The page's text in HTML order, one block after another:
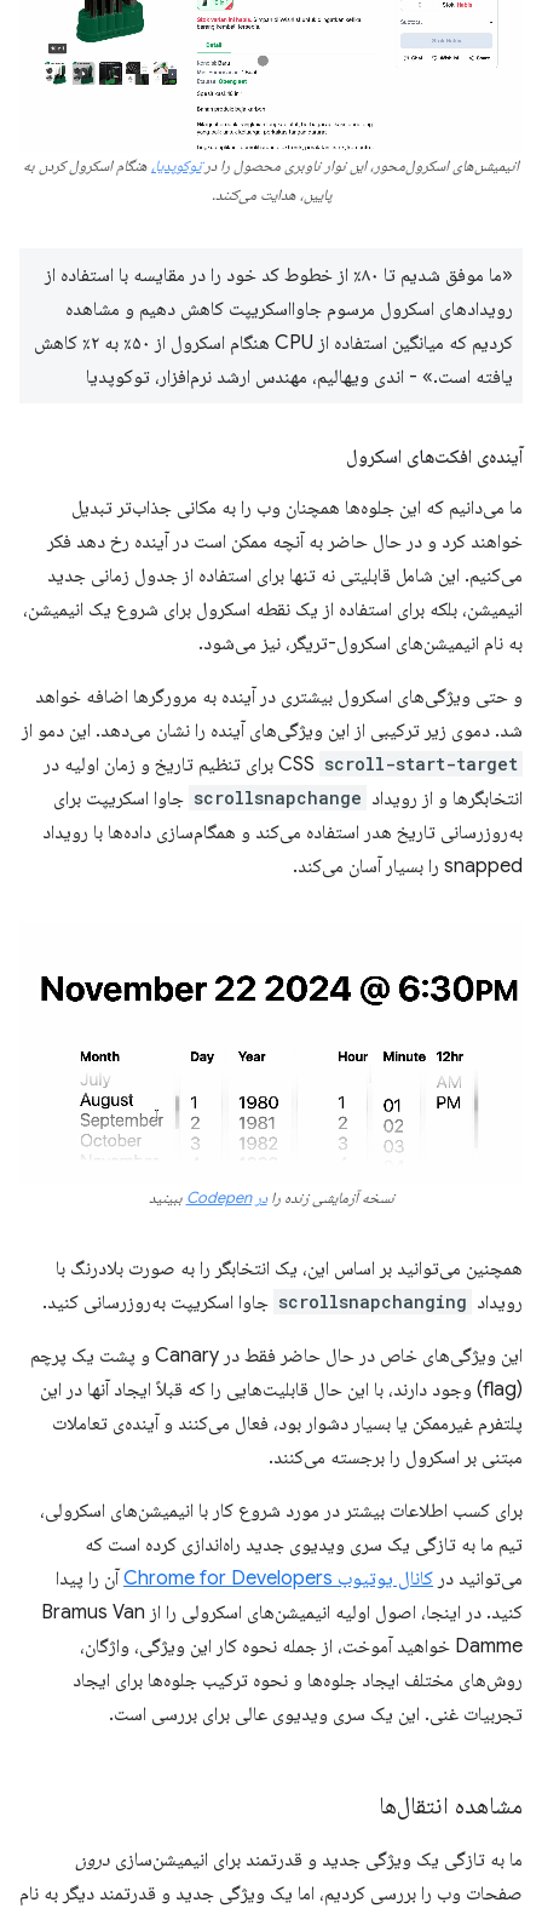
انیمیشن‌های اسکرول‌محور، این نوار ناوبری محصول را درتوکوپدیا،هنگام اسکرول کردن به
پایین، هدایت می‌کنند.
«ما موفق شدیم تا ۸۰٪ از خطوط کد خود را در مقایسه با استفاده از
رویدادهای اسکرول مرسوم جاوااسکریپت کاهش دهیم و مشاهده
کردیم که میانگین استفاده از CPU هنگام اسکرول از ۵۰٪ به ۲٪ کاهش
یافته است.» - اندی ویهالیم، مهندس ارشد نرم‌افزار، توکوپدیا
آینده‌ی افکت‌های اسکرول
ما می‌دانیم که این جلوه‌ها همچنان وب را به مکانی جذاب‌تر تبدیل
خواهند کرد و در حال حاضر به آنچه ممکن است در آینده رخ دهد فکر
می‌کنیم. این شامل قابلیتی نه تنها برای استفاده از جدول زمانی جدید
انیمیشن، بلکه برای استفاده از یک نقطه اسکرول برای شروع یک انیمیشن،
به نام انیمیشن‌های اسکرول-تریگر، نیز می‌شود.
و حتی ویژگی‌های اسکرول بیشتری در آینده به مرورگرها اضافه خواهد
شد. دموی زیر ترکیبی از این ویژگی‌های آینده را نشان می‌دهد. این دمو از
CSS scroll-start-target
برای تنظیم تاریخ و زمان اولیه در
انتخابگرها و از رویداد scrollsnapchange جاوا اسکریپت برای
به‌روزرسانی تاریخ هدر استفاده می‌کند و همگام‌سازی داده‌ها با رویداد
snapped را بسیار آسان می‌کند.
نسخه آزمایشی زنده رادر Codepen ببینید
همچنین می‌توانید بر اساس این، یک انتخابگر را به صورت بلادرنگ با
رویداد scrollsnapchanging جاوا اسکریپت به‌روزرسانی کنید.
این ویژگی‌های خاص در حال حاضر فقط در Canary و پشت یک پرچم
(flag) وجود دارند، با این حال قابلیت‌هایی را که قبلاً ایجاد آنها در این
پلتفرم غیرممکن یا بسیار دشوار بود، فعال می‌کنند و آینده‌ی تعاملات
مبتنی بر اسکرول را برجسته می‌کنند.
برای کسب اطلاعات بیشتر در مورد شروع کار با انیمیشن‌های اسکرولی،
تیم ما به تازگی یک سری ویدیوی جدید راه‌اندازی کرده است که
می‌توانید در کانال یوتیوب Chrome for Developers
آن را پیدا
کنید. در اینجا، اصول اولیه انیمیشن‌های اسکرولی را از Bramus Van
Damme خواهید آموخت، از جمله نحوه کار این ویژگی، واژگان،
روش‌های مختلف ایجاد جلوه‌ها و نحوه ترکیب جلوه‌ها برای ایجاد
تجربیات غنی. این یک سری ویدیوی عالی برای بررسی است.
مشاهده انتقال‌ها
ما به تازگی یک ویژگی جدید و قدرتمند برای انیمیشن‌سازی درون
صفحات وب را بررسی کردیم، اما یک ویژگی جدید و قدرتمند دیگر به نام